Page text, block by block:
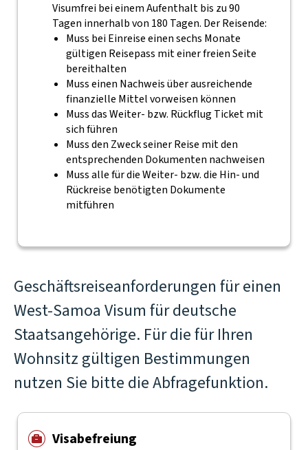
Visumfrei bei einem Aufenthalt bis zu 90
Tagen innerhalb von 180 Tagen. Der Reisende:
Muss bei Einreise einen sechs Monate
gültigen Reisepass mit einer freien Seite
bereithalten
Muss einen Nachweis über ausreichende
finanzielle Mittel vorweisen können
Muss das Weiter- bzw. Rückflug Ticket mit
sich führen
Muss den Zweck seiner Reise mit den
entsprechenden Dokumenten nachweisen
Muss alle für die Weiter- bzw. die Hin- und
Rückreise benötigten Dokumente
mitführen
Geschäftsreiseanforderungen für einen
West-Samoa Visum für deutsche
Staatsangehörige. Für die für Ihren
Wohnsitz gültigen Bestimmungen
nutzen Sie bitte die Abfragefunktion.
Visabefreiung